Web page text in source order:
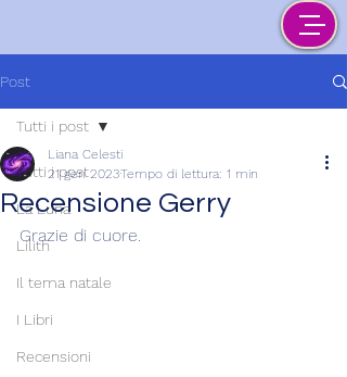
Post
Tutti i post
La Luna
Lilith
Il tema natale
I Libri
Recensioni
Tutti i post
Recensione Gerry
Liana Celesti
21 gen 2023Tempo di lettura: 1 min
Grazie di cuore.